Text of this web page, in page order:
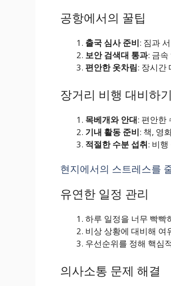
공항에서의 꿀팁
출국 심사 준비: 짐과
보안 검색대 통과: 금
편안한 옷차림: 장시간
장거리 비행 대비하기
목베개와 안대: 편안한
기내 활동 준비: 책, 영
적절한 수분 섭취: 비
현지에서의 스트레스를
유연한 일정 관리
하루 일정을 너무 빡빡
비상 상황에 대비해 여
우선순위를 정해 핵심
의사소통 문제 해결